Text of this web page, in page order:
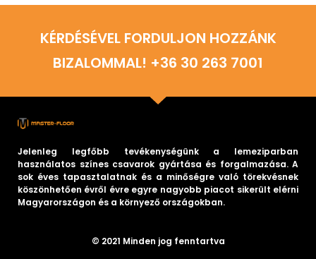
KÉRDÉSÉVEL FORDULJON HOZZÁNK
BIZALOMMAL! +36 30 263 7001
Jelenleg legfőbb tevékenységünk a lemeziparban
használatos színes csavarok gyártása és forgalmazása. A
sok éves tapasztalatnak és a minőségre való törekvésnek
köszönhetően évről évre egyre nagyobb piacot sikerült elérni
Magyarországon és a környező országokban.
© 2021 Minden jog fenntartva